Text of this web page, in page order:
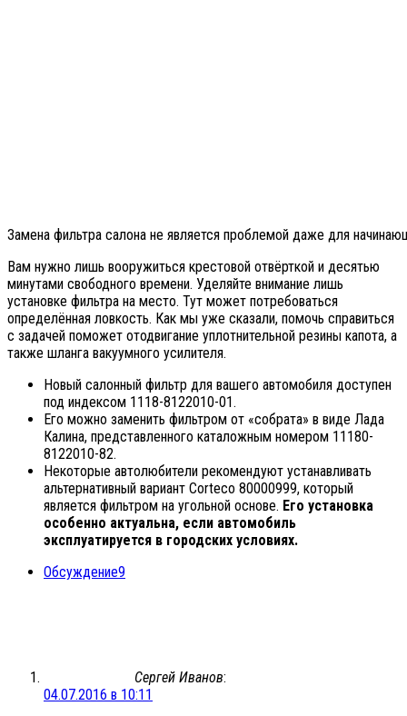
Замена фильтра салона не является проблемой даже для
Вам нужно лишь вооружиться крестовой отвёрткой и десятью
минутами свободного времени. Уделяйте внимание лишь
установке фильтра на место. Тут может потребоваться
определённая ловкость. Как мы уже сказали, помочь справиться
с задачей поможет отодвигание уплотнительной резины капота, а
также шланга вакуумного усилителя.
Новый салонный фильтр для вашего автомобиля доступен
под индексом 1118-8122010-01.
Его можно заменить фильтром от «собрата» в виде Лада
Калина, представленного каталожным номером 11180-
8122010-82.
Некоторые автолюбители рекомендуют устанавливать
альтернативный вариант Corteco 80000999, который
является фильтром на угольной основе. Его установка
особенно актуальна, если автомобиль
эксплуатируется в городских условиях.
Обсуждение9
Сергей Иванов:
04.07.2016 в 10:11